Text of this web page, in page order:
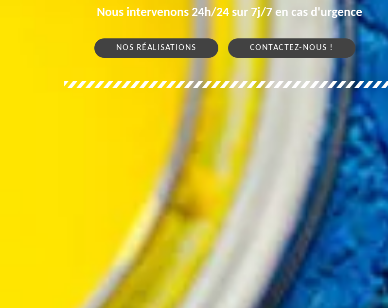
Nous intervenons 24h/24 sur 7j/7 en cas d'urgence
NOS RÉALISATIONS CONTACTEZ-NOUS !